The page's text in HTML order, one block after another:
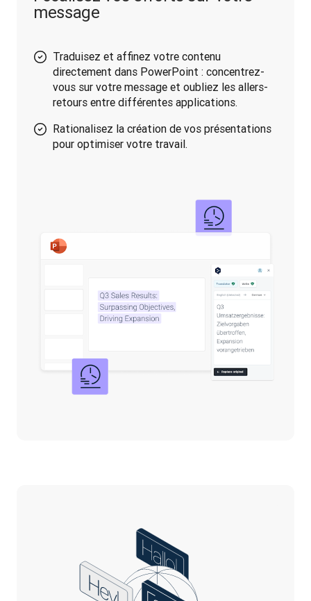
message
Traduisez et affinez votre contenu
directement dans PowerPoint : concentrez-
vous sur votre message et oubliez les allers-
retours entre différentes applications.
Rationalisez la création de vos présentations
pour optimiser votre travail.